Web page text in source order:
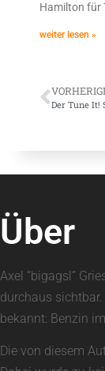
Hamilton für
weiter lesen »
Der Tune It!
Über
Axel “bigagsl”
durchaus
bekannt: Benzin
Die von diesem